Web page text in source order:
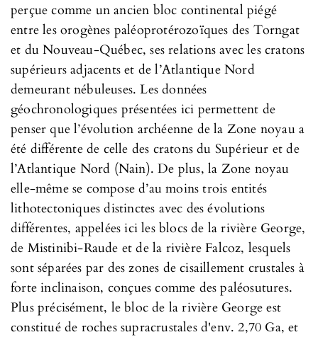
perçue comme un ancien bloc continental piégé
entre les orogènes paléoprotérozoïques des Torngat
et du Nouveau-Québec, ses relations avec les cratons
supérieurs adjacents et de l’Atlantique Nord
demeurant nébuleuses. Les données
géochronologiques présentées ici permettent de
penser que l’évolution archéenne de la Zone noyau a
été différente de celle des cratons du Supérieur et de
l’Atlantique Nord (Nain). De plus, la Zone noyau
elle-même se compose d’au moins trois entités
lithotectoniques distinctes avec des évolutions
différentes, appelées ici les blocs de la rivière George,
de Mistinibi-Raude et de la rivière Falcoz, lesquels
sont séparées par des zones de cisaillement crustales à
forte inclinaison, conçues comme des paléosutures.
Plus précisément, le bloc de la rivière George est
constitué de roches supracrustales d'env. 2,70 Ga, et